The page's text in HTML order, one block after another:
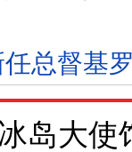
总督基
岛大使